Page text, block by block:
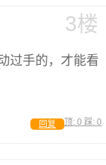
3楼
过手的，才能看
顶: 0 踩: 0
回复